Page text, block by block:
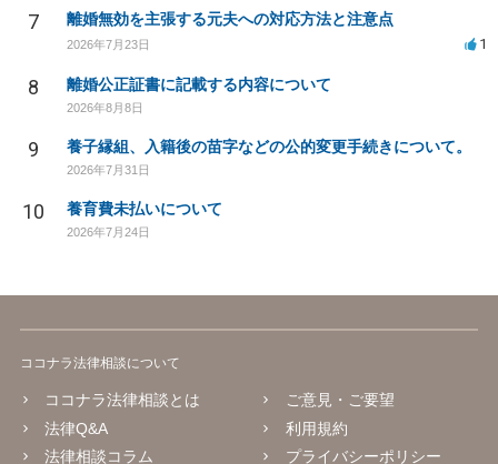
7 離婚無効を主張する元夫への対応方法と注意点
2026年7月23日 1
8 離婚公正証書に記載する内容について
2026年8月8日
9 養子縁組、入籍後の苗字などの公的変更手続きについて。
2026年7月31日
10 養育費未払いについて
2026年7月24日
ココナラ法律相談について
ココナラ法律相談とは
法律Q&A
法律相談コラム
ご意見・ご要望
利用規約
プライバシーポリシー